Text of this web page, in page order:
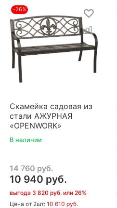
-26%
Скамейка садовая из
стали АЖУРНАЯ
«OPENWORK»
В наличии
14 760 руб.
10 940 руб.
выгода 3 820 руб. или 26%
Цена от 2шт: 10 610 руб.